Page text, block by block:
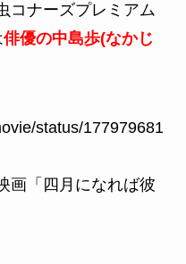
コナーズプレミアム
俳優の中島歩(なかじ
status/177979681
画「 四月になれば彼